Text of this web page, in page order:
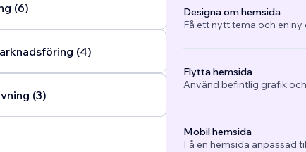
(6)
(4)
(3)
Designa om hemsida
Få ett nytt tema och en ny
Flytta hemsida
Använd befintlig grafik
Mobil hemsida
Få en hemsida anpassad